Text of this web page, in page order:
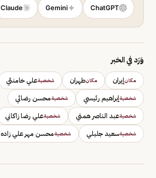
ChatGPT
Gemini
Claude
وَرَد في الخبر
مكانإيران مكانطهران شخصيةعلي خامنئي
شخصيةإبراهيم رئيسي شخصيةمحسن رضائي
شخصيةعبد الناصر همتي شخصيةعلي رضا زاكاني
شخصيةسعيد جليلي شخصيةمحسن مهر علي زاده